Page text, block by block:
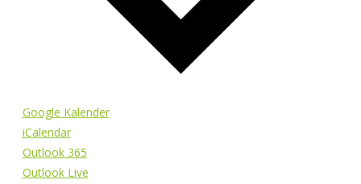
Google Kalender
iCalendar
Outlook 365
Outlook Live